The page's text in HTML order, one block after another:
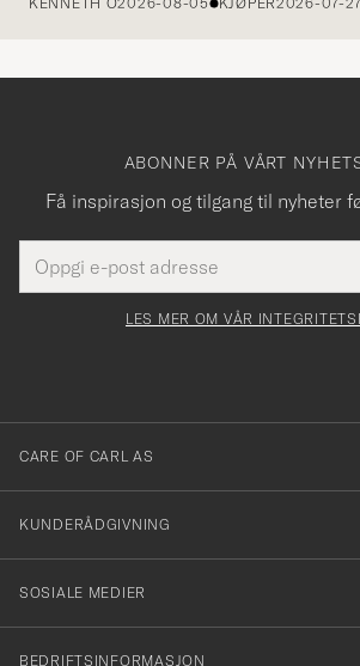
ABONNER PÅ VÅRT
Få inspirasjon og tilgang til nyheter
postadresse
felt
Tack
för
dig
till
vårt
nyhetsbrev!
LES MER OM VÅR
CARE OF CARL AS
KUNDERÅDGIVNING
SOSIALE MEDIER
BEDRIFTSINFORMASJON